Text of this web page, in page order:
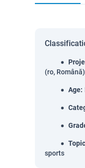
(ro, Română)
Age:
Topic
sports